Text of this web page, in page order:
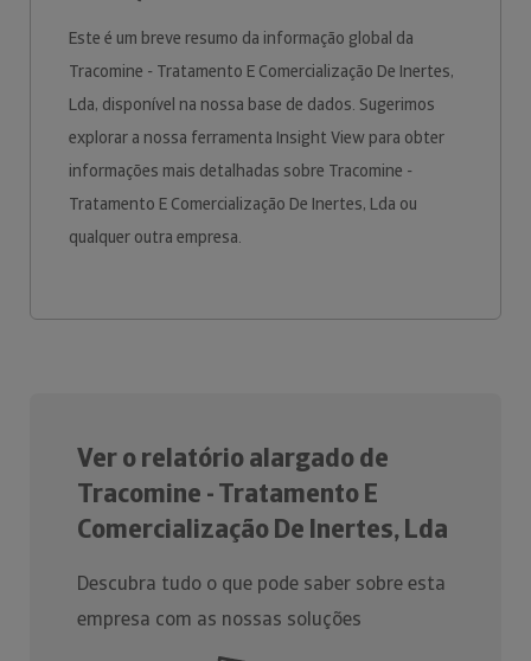
Este é um breve resumo da informação global da
Tracomine - Tratamento E Comercialização De Inertes,
Lda, disponível na nossa base de dados. Sugerimos
explorar a nossa ferramenta Insight View para obter
informações mais detalhadas sobre Tracomine -
Tratamento E Comercialização De Inertes, Lda ou
qualquer outra empresa.
Ver o relatório alargado de
Tracomine - Tratamento E
Comercialização De Inertes, Lda
Descubra tudo o que pode saber sobre esta
empresa com as nossas soluções